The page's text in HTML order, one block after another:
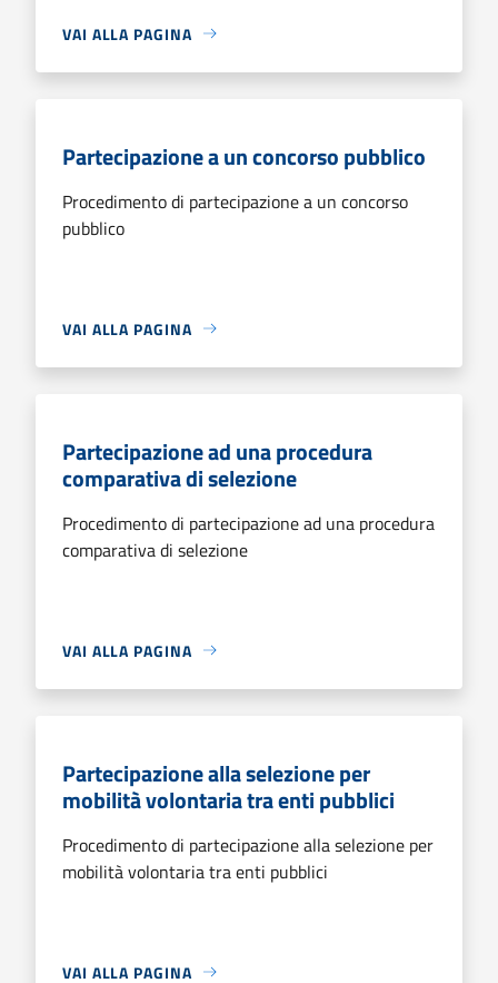
VAI ALLA PAGINA
Partecipazione a un concorso pubblico
Procedimento di partecipazione a un concorso
pubblico
VAI ALLA PAGINA
Partecipazione ad una procedura
comparativa di selezione
Procedimento di partecipazione ad una procedura
comparativa di selezione
VAI ALLA PAGINA
Partecipazione alla selezione per
mobilità volontaria tra enti pubblici
Procedimento di partecipazione alla selezione per
mobilità volontaria tra enti pubblici
VAI ALLA PAGINA